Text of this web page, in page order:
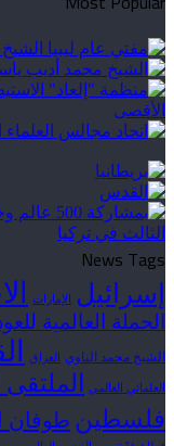
News Tags
إسرائيل الإمارات
الحملة العالمية
الشيخ محمد الناوي العراق
العلمائي العالمي
فلسطين طوفان